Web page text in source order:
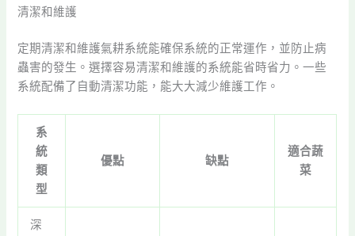
清潔和維護
定期清潔和維護氣耕系統能確保系統的正常運作，並防止病
蟲害的發生。選擇容易清潔和維護的系統能省時省力。一些
系統配備了自動清潔功能，能大大減少維護工作。
系
統
類
型
優點 缺點
適合蔬
菜
深